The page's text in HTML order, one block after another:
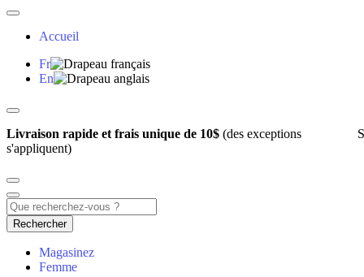
Accueil
Fr
En
Livraison rapide et frais unique de 10$ (des exceptions
s'appliquent)
Rechercher
Magasinez
Femme